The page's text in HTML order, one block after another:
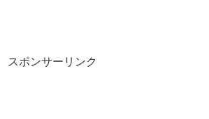
スポンサーリンク